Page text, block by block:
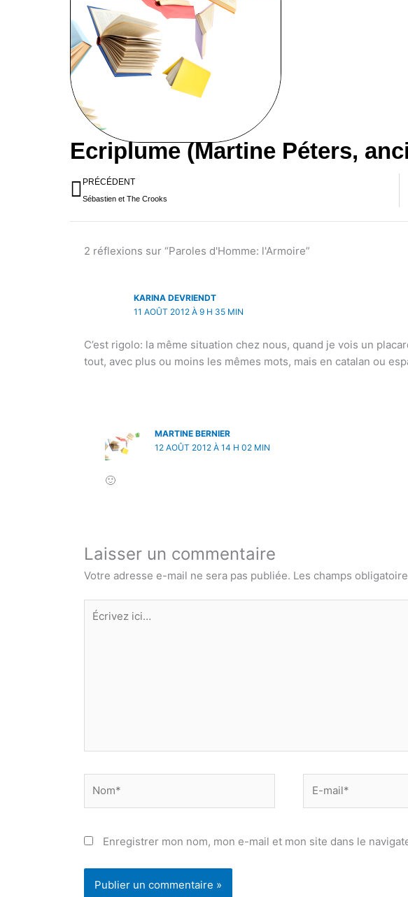
Ecriplume (Martine Péters,
Précédent
PRÉCÉDENT
Sébastien et The Crooks
2 réflexions sur “Paroles d'Homme: l'Armoire”
KARINA DEVRIENDT
11 AOÛT 2012 À 9 H 35 MIN
C’est rigolo: la même situation chez nous, quand je vois un
tout, avec plus ou moins les mêmes mots, mais en catalan ou
MARTINE BERNIER
12 AOÛT 2012 À 14 H 02 MIN
🙂
Laisser un commentaire
Votre adresse e-mail ne sera pas publiée. Les champs
Écrivez
ici…
mail*
Enregistrer mon nom, mon e-mail et mon site dans le